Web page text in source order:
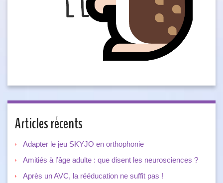
Articles récents
Adapter le jeu SKYJO en orthophonie
Amitiés à l’âge adulte : que disent les neurosciences ?
Après un AVC, la rééducation ne suffit pas !